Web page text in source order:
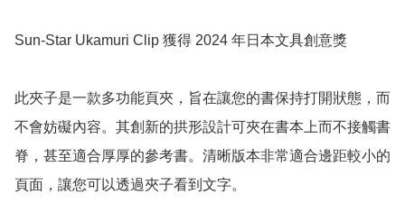
Sun-Star Ukamuri Clip 獲得 2024 年日本文具創意獎
此夾子是一款多功能頁夾，旨在讓您的書保持打開狀態，而
不會妨礙內容。其創新的拱形設計可夾在書本上而不接觸書
脊，甚至適合厚厚的參考書。清晰版本非常適合邊距較小的
頁面，讓您可以透過夾子看到文字。